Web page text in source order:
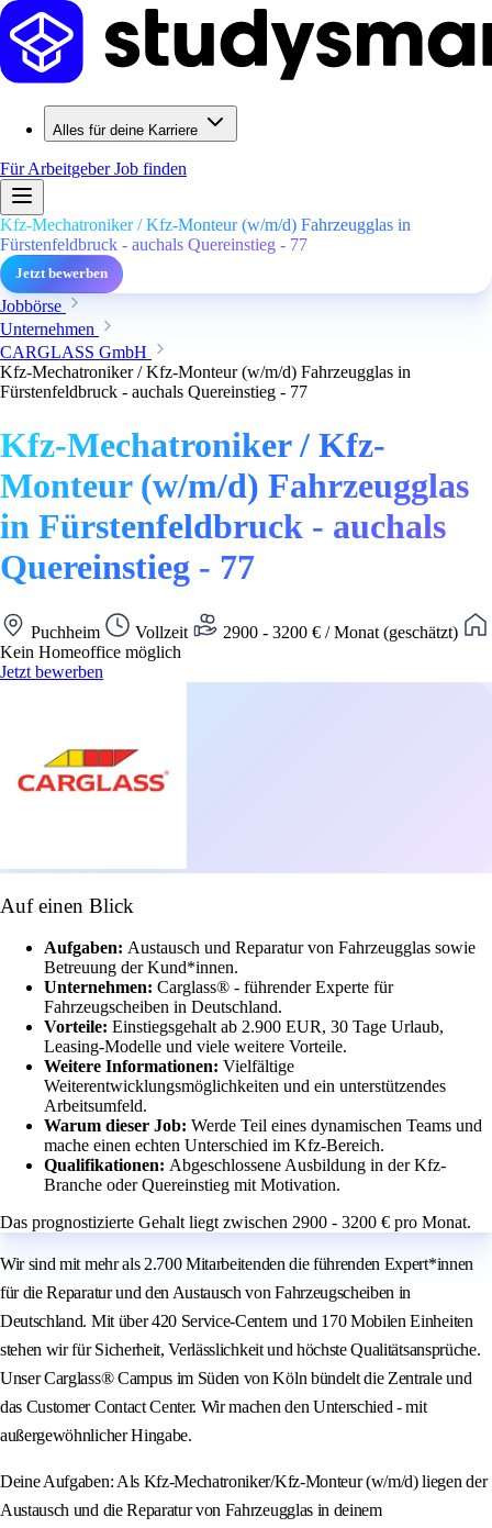
Alles für deine Karriere
Für ArbeitgeberJob finden
Kfz-Mechatroniker / Kfz-Monteur (w/m/d) Fahrzeugglas in
Fürstenfeldbruck - auchals Quereinstieg - 77
Jetzt bewerben
Jobbörse
Unternehmen
CARGLASS GmbH
Kfz-Mechatroniker / Kfz-Monteur (w/m/d) Fahrzeugglas in
Fürstenfeldbruck - auchals Quereinstieg - 77
Kfz-Mechatroniker / Kfz-
Monteur (w/m/d) Fahrzeugglas
in Fürstenfeldbruck - auchals
Quereinstieg - 77
Puchheim Vollzeit
2900 - 3200 € / Monat (geschätzt)
Kein Homeoffice möglich
Jetzt bewerben
Auf einen Blick
Aufgaben: Austausch und Reparatur von Fahrzeugglas sowie
Betreuung der Kund*innen.
Unternehmen: Carglass® - führender Experte für
Fahrzeugscheiben in Deutschland.
Vorteile: Einstiegsgehalt ab 2.900 EUR, 30 Tage Urlaub,
Leasing-Modelle und viele weitere Vorteile.
Weitere Informationen: Vielfältige
Weiterentwicklungsmöglichkeiten und ein unterstützendes
Arbeitsumfeld.
Warum dieser Job: Werde Teil eines dynamischen Teams und
mache einen echten Unterschied im Kfz-Bereich.
Qualifikationen: Abgeschlossene Ausbildung in der Kfz-
Branche oder Quereinstieg mit Motivation.
Das prognostizierte Gehalt liegt zwischen 2900 - 3200 € pro Monat.
Wir sind mit mehr als 2.700 Mitarbeitenden die führenden Expert*innen
für die Reparatur und den Austausch von Fahrzeugscheiben in
Deutschland. Mit über 420 Service-Centern und 170 Mobilen Einheiten
stehen wir für Sicherheit, Verlässlichkeit und höchste Qualitätsansprüche.
Unser Carglass® Campus im Süden von Köln bündelt die Zentrale und
das Customer Contact Center. Wir machen den Unterschied - mit
außergewöhnlicher Hingabe.
Deine Aufgaben: Als Kfz-Mechatroniker/Kfz-Monteur (w/m/d) liegen der
Austausch und die Reparatur von Fahrzeugglas in deinem